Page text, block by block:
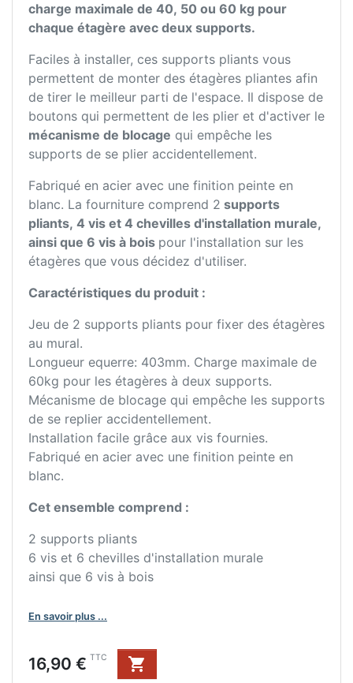
charge maximale de 40, 50 ou 60 kg pour
chaque étagère avec deux supports.
Faciles à installer, ces supports pliants vous
permettent de monter des étagères pliantes afin
de tirer le meilleur parti de l'espace. Il dispose de
boutons qui permettent de les plier et d'activer le
mécanisme de blocage qui empêche les
supports de se plier accidentellement.
Fabriqué en acier avec une finition peinte en
blanc. La fourniture comprend 2 supports
pliants, 4 vis et 4 chevilles d'installation murale,
ainsi que 6 vis à bois pour l'installation sur les
étagères que vous décidez d'utiliser.
Caractéristiques du produit :
Jeu de 2 supports pliants pour fixer des étagères
au mural.
Longueur equerre: 403mm. Charge maximale de
60kg pour les étagères à deux supports.
Mécanisme de blocage qui empêche les supports
de se replier accidentellement.
Installation facile grâce aux vis fournies.
Fabriqué en acier avec une finition peinte en
blanc.
Cet ensemble comprend :
2 supports pliants
6 vis et 6 chevilles d'installation murale
ainsi que 6 vis à bois
En savoir plus ...
Prix
16,90 € TTC
